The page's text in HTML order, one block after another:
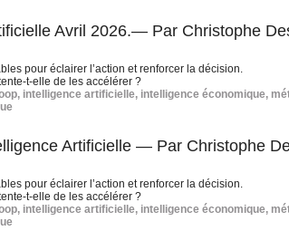
Avril 2026.— Par Christophe
pour éclairer l’action et renforcer la décision.
t-elle de les accélérer ?
, intelligence artificielle, intelligence économique,
Artificielle — Par Christophe
pour éclairer l’action et renforcer la décision.
t-elle de les accélérer ?
, intelligence artificielle, intelligence économique,